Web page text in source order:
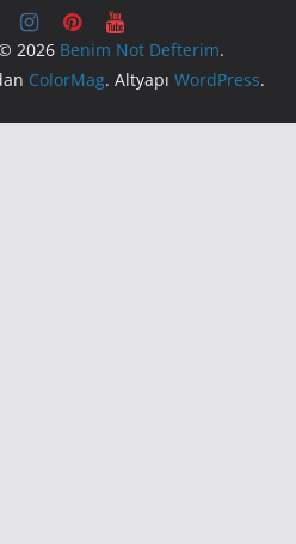
2026 Benim Not Defterim.
ColorMag. Altyapı WordPress.